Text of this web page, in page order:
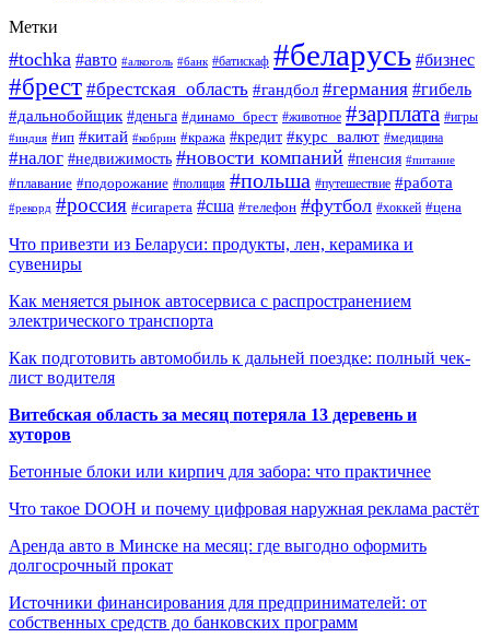
Метки
#tochka #авто #алкоголь #банк #батискаф #беларусь #бизнес
#брест #брестская_область #гандбол #германия #гибель
#дальнобойщик #деньга #динамо_брест #животное #зарплата #игры
#индия #ип #китай #кобрин #кража #кредит #курс_валют #медицина
#налог #недвижимость #новости компаний #пенсия #питание
#плавание #подорожание #полиция #польша #путешествие #работа
#рекорд #россия #сигарета #сша #телефон #футбол #хоккей #цена
Что привезти из Беларуси: продукты, лен, керамика и
сувениры
Как меняется рынок автосервиса с распространением
электрического транспорта
Как подготовить автомобиль к дальней поездке: полный чек-
лист водителя
Витебская область за месяц потеряла 13 деревень и
хуторов
Бетонные блоки или кирпич для забора: что практичнее
Что такое DOOH и почему цифровая наружная реклама растёт
Аренда авто в Минске на месяц: где выгодно оформить
долгосрочный прокат
Источники финансирования для предпринимателей: от
собственных средств до банковских программ